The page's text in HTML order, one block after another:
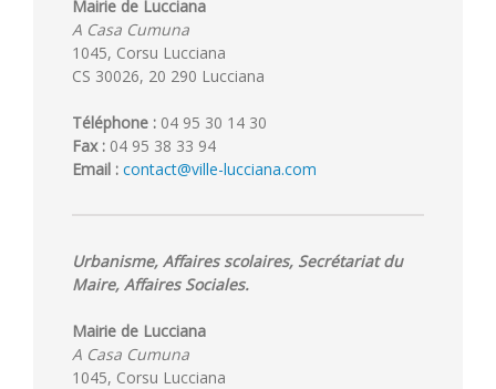
Mairie de Lucciana
A Casa Cumuna
1045, Corsu Lucciana
CS 30026, 20 290 Lucciana
Téléphone : 04 95 30 14 30
Fax : 04 95 38 33 94
Email : contact@ville-lucciana.com
Urbanisme, Affaires scolaires, Secrétariat du
Maire, Affaires Sociales.
Mairie de Lucciana
A Casa Cumuna
1045, Corsu Lucciana